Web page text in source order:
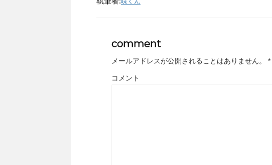
comment
メールアドレスが公開されることはありません。 *
コメント